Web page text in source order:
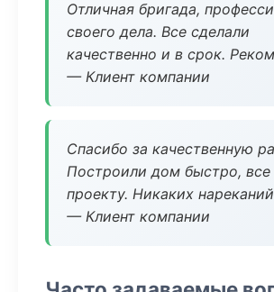
Отличная бригада,
своего дела. Все сделали
качественно и в срок.
— Клиент компании
Спасибо за качественную
Построили дом быстро, все
проекту. Никаких
— Клиент компании